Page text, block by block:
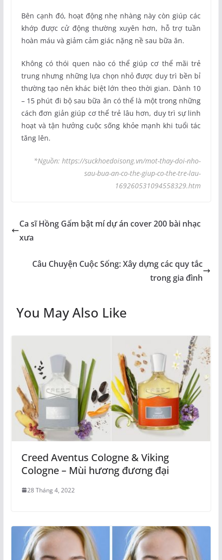
Bên cạnh đó, hoạt động nhẹ nhàng này còn giúp các
khớp được cử động thường xuyên hơn, hỗ trợ tuần
hoàn máu và giảm cảm giác nặng nề sau bữa ăn.
Không có thói quen nào có thể giúp cơ thể mãi trẻ
trung nhưng những lựa chọn nhỏ được duy trì bền bỉ
thường tạo nên khác biệt lớn theo thời gian. Dành 10
– 15 phút đi bộ sau bữa ăn có thể là một trong những
cách đơn giản giúp cơ thể trẻ lâu hơn, duy trì sự linh
hoạt và tận hưởng cuộc sống khỏe mạnh khi tuổi tác
tăng lên.
*Nguồn: https://suckhoedoisong.vn/mot-thay-doi-nho-
sau-bua-an-co-the-giup-co-the-tre-lau-
169260531094558329.htm
Ca sĩ Hồng Gấm bật mí dự án cover 200 bài nhạc
xưa
Câu Chuyện Cuộc Sống: Xây dựng các quy tắc
trong gia đình
You May Also Like
Creed Aventus Cologne & Viking
Cologne – Mùi hương đương đại
28 Tháng 4, 2022